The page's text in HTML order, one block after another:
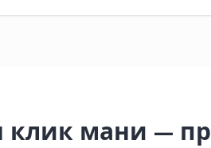
клик мани —